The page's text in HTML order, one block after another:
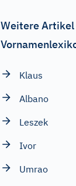
Weitere Artikel
Klaus
Albano
Leszek
Ivor
Umrao